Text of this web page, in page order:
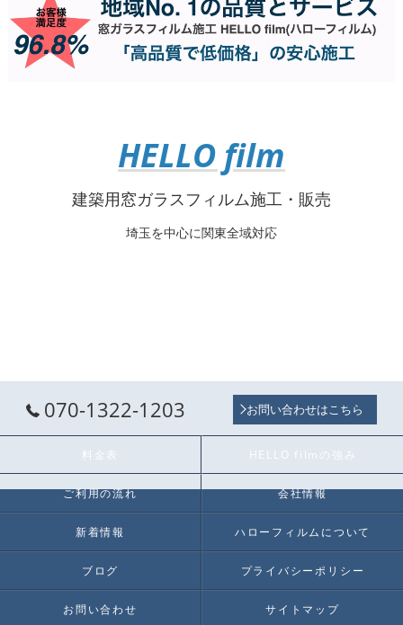
HELLO film
建築用窓ガラスフィルム施工・販売
埼玉を中心に関東全域対応
070-1322-1203 お問い合わせはこちら
料金表 HELLO filmの強み
ご利用の流れ 会社情報
新着情報 ハローフィルムについて
ブログ プライバシーポリシー
お問い合わせ サイトマップ